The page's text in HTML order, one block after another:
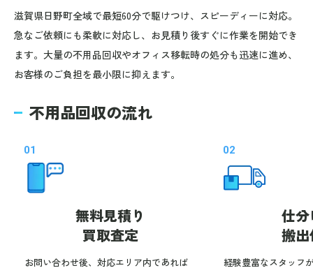
滋賀県日野町全域で最短60分で駆けつけ、スピーディーに対応。
急なご依頼にも柔軟に対応し、お見積り後すぐに作業を開始でき
ます。大量の不用品回収やオフィス移転時の処分も迅速に進め、
お客様のご負担を最小限に抑えます。
不用品回収の流れ
01
無料見積り
買取査定
お問い合わせ後、対応エリア内であれば
02
仕
搬
経験豊富なスタッフ